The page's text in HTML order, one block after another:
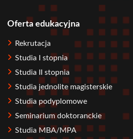
Stopka
Oferta edukacyjna
Rekrutacja
Studia I stopnia
Studia II stopnia
Studia jednolite magisterskie
Studia podyplomowe
Seminarium doktoranckie
Studia MBA/MPA